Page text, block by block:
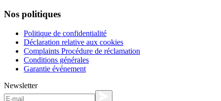
Nos politiques
Politique de confidentialité
Déclaration relative aux cookies
Complaints Procédure de réclamation
Conditions générales
Garantie événement
Newsletter